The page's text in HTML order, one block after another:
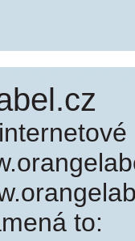
to: